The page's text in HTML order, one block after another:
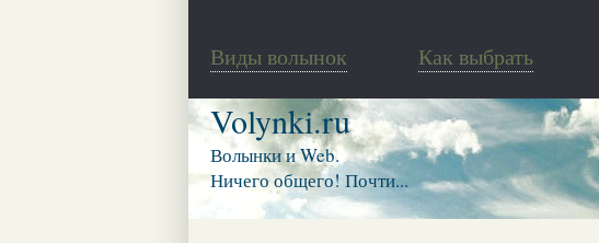
Виды волынок Как выбрать
Volynki.ru
Волынки и Web.
Ничего общего! Почти...